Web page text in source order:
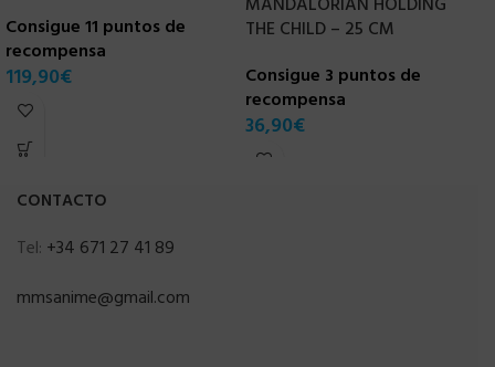
Consigue 11 puntos de
recompensa
119,90€
THE CHILD – 25 CM
Consigue 3 puntos de
recompensa
36,90€
CONTACTO
Tel: +34 671 27 41 89
mmsanime@gmail.com